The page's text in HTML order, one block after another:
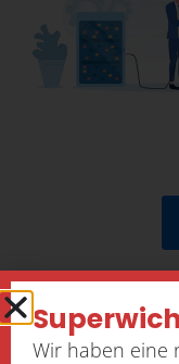
Wir haben eine